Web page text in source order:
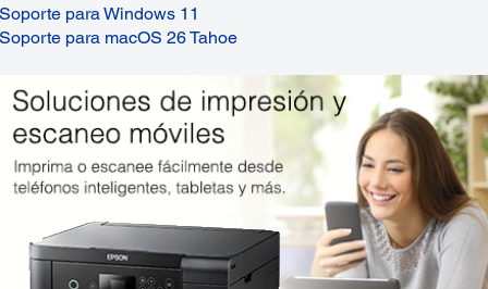
Soporte para Windows 11
Soporte para macOS 26 Tahoe